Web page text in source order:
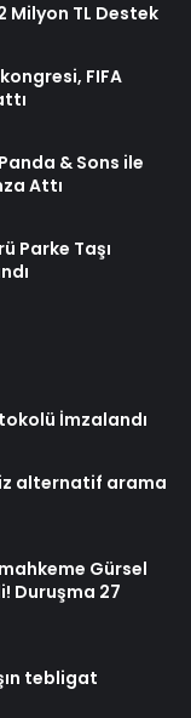
Milyon TL Destek
FIFA
& Sons ile
Attı
Parke Taşı
İmzalandı
alternatif arama
Gürsel
Duruşma 27
tebligat